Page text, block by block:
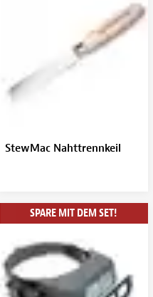
StewMac Nahttrennkeil
SPARE MIT DEM SET!